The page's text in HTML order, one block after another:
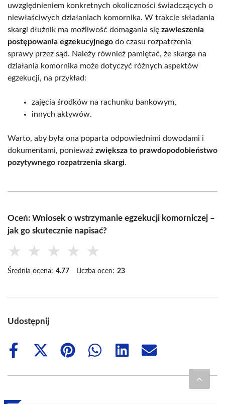
uwzględnieniem konkretnych okoliczności świadczących o
niewłaściwych działaniach komornika. W trakcie składania
skargi dłużnik ma możliwość domagania się zawieszenia
postępowania egzekucyjnego do czasu rozpatrzenia
sprawy przez sąd. Należy również pamiętać, że skarga na
działania komornika może dotyczyć różnych aspektów
egzekucji, na przykład:
zajęcia środków na rachunku bankowym,
innych aktywów.
Warto, aby była ona poparta odpowiednimi dowodami i
dokumentami, ponieważ zwiększa to prawdopodobieństwo
pozytywnego rozpatrzenia skargi.
Oceń: Wniosek o wstrzymanie egzekucji komorniczej –
jak go skutecznie napisać?
★ ★ ★ ★ ★
Średnia ocena: 4.77 Liczba ocen: 23
Udostępnij
Share
Share
(Twitter)
Share
Share
Share
Share